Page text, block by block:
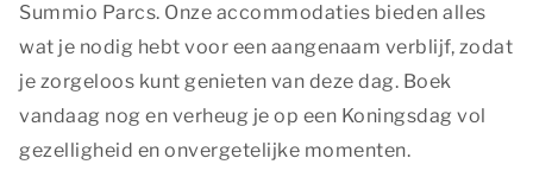
Summio Parcs. Onze accommodaties bieden alles
wat je nodig hebt voor een aangenaam verblijf, zodat
je zorgeloos kunt genieten van deze dag. Boek
vandaag nog en verheug je op een Koningsdag vol
gezelligheid en onvergetelijke momenten.